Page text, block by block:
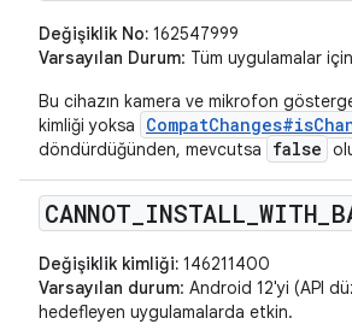
Değişiklik No: 162547999
Varsayılan Durum: Tüm uygulamalar
Bu cihazın kamera ve mikrofon
kimliği yoksa
döndürdüğünden, mevcutsa false
CANNOT INSTALL _WITH
Değişiklik kimliği: 146211400
Varsayılan durum: Android 12'yi (API
hedefleyen uygulamalarda etkin.